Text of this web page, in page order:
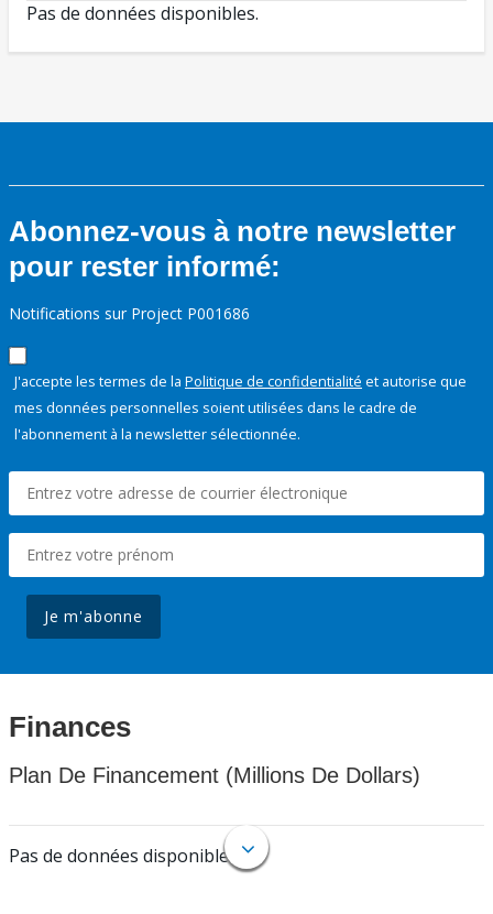
Pas de données disponibles.
Abonnez-vous à notre newsletter
pour rester informé:
Notifications sur Project P001686
J'accepte les termes de la Politique de confidentialité et autorise que
mes données personnelles soient utilisées dans le cadre de
l'abonnement à la newsletter sélectionnée.
Je m'abonne
Finances
Plan De Financement (Millions De Dollars)
Pas de données disponibles.